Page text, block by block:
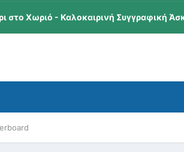
στο Χωριό - Καλοκαιρινή Συγγραφική